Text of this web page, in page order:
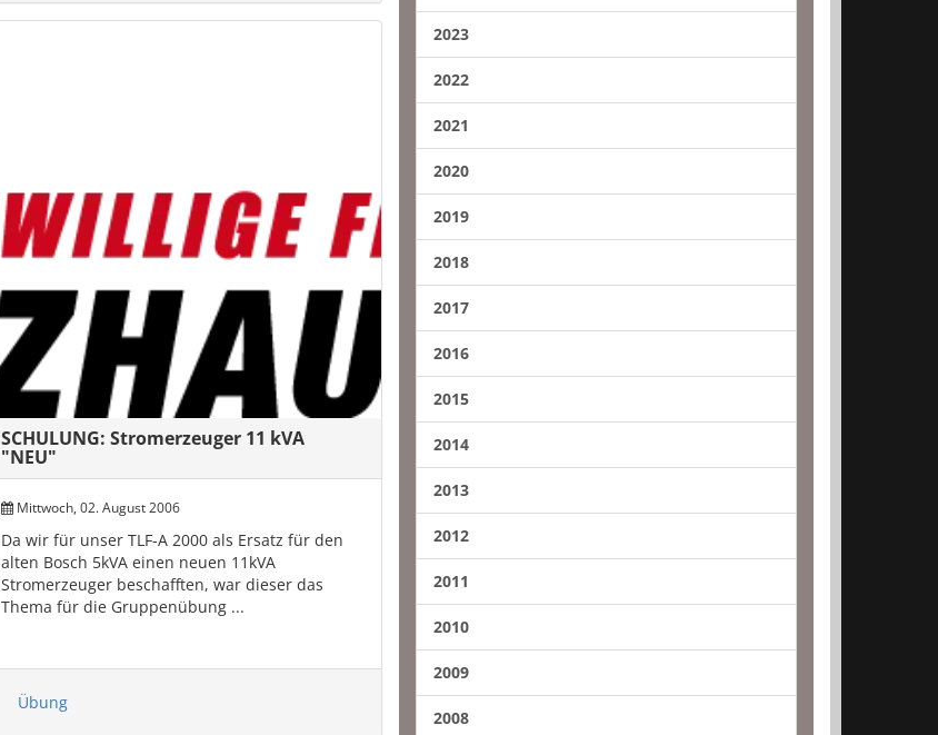
SCHULUNG: Stromerzeuger 11 kVA
"NEU"
Mittwoch, 02. August 2006
Da wir für unser TLF-A 2000 als Ersatz für den
alten Bosch 5kVA einen neuen 11kVA
Stromerzeuger beschafften, war dieser das
Thema für die Gruppenübung ...
Übung
2023
2022
2021
2020
2019
2018
2017
2016
2015
2014
2013
2012
2011
2010
2009
2008